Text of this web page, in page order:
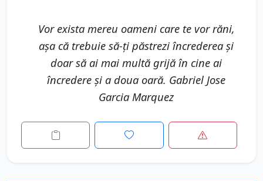
Vor exista mereu oameni care te vor răni,
așa că trebuie să-ți păstrezi încrederea și
doar să ai mai multă grijă în cine ai
încredere și a doua oară. Gabriel Jose
Garcia Marquez